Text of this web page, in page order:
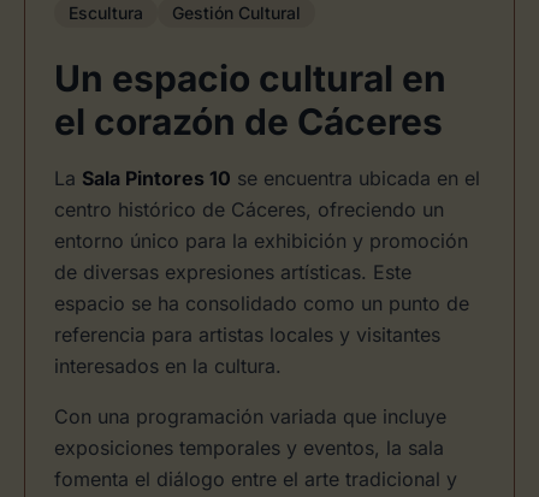
Escultura
Gestión Cultural
Un espacio cultural en
el corazón de Cáceres
La Sala Pintores 10 se encuentra ubicada en el
centro histórico de Cáceres, ofreciendo un
entorno único para la exhibición y promoción
de diversas expresiones artísticas. Este
espacio se ha consolidado como un punto de
referencia para artistas locales y visitantes
interesados en la cultura.
Con una programación variada que incluye
exposiciones temporales y eventos, la sala
fomenta el diálogo entre el arte tradicional y